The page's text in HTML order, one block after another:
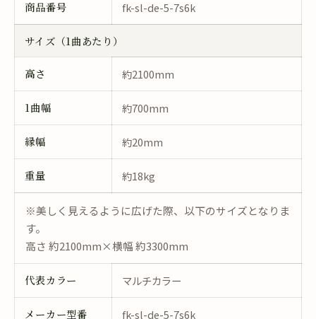
商品番号 fk-sl-de-5-7s6k
サイズ（1曲あたり）
高さ 約2100mm
1曲幅 約700mm
縁幅 約20mm
重量 約18kg
※美しく見えるように広げた際、以下のサイズとなりま
す。
高さ 約2100mm×横幅 約3300mm
代表カラー マルチカラー
メーカー型番 fk-sl-de-5-7s6k